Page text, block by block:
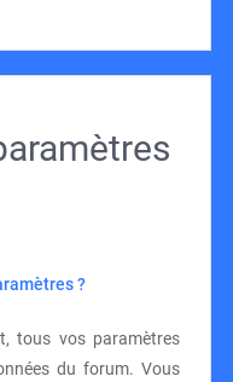
?
tous vos paramètres
du forum. Vous